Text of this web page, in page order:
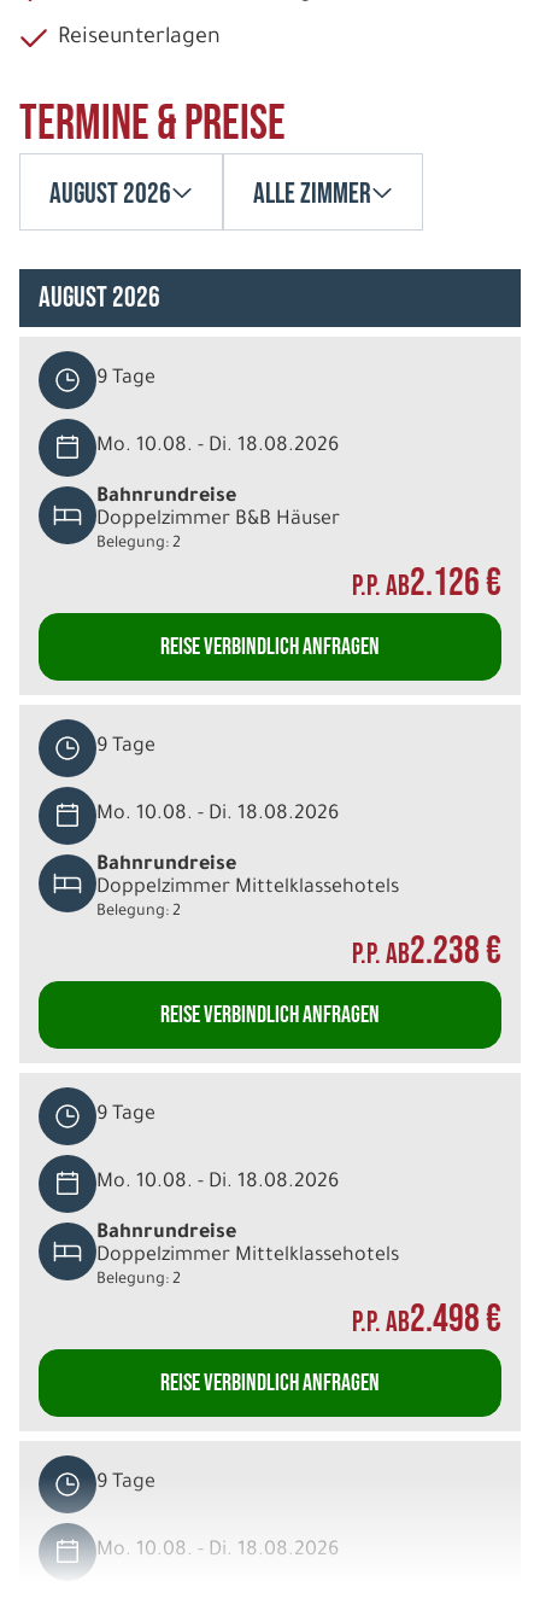
Reiseunterlagen
Termine & Preise
August 2026 Alle Zimmer
August 2026
9 Tage
Mo. 10.08. - Di. 18.08.2026
Bahnrundreise
Doppelzimmer B&B Häuser
Belegung: 2
P.P. AB2.126 €
REISE VERBINDLICH ANFRAGEN
9 Tage
Mo. 10.08. - Di. 18.08.2026
Bahnrundreise
Doppelzimmer Mittelklassehotels
Belegung: 2
P.P. AB2.238 €
REISE VERBINDLICH ANFRAGEN
9 Tage
Mo. 10.08. - Di. 18.08.2026
Bahnrundreise
Doppelzimmer Mittelklassehotels
Belegung: 2
P.P. AB2.498 €
REISE VERBINDLICH ANFRAGEN
9 Tage
Mo. 10.08. - Di. 18.08.2026